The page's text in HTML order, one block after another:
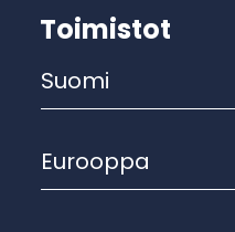
Toimistot
Suomi
Eurooppa